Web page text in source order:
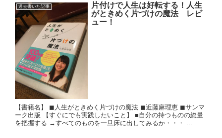
過去書いた記事
片付けで人生は好転する！人生
がときめく片づけの魔法 レビ
ュー！
【書籍名】 ◼︎人生がときめく片づけの魔法 ◼︎近藤麻理恵 ◼︎サンマ
ーク出版 【すぐにでも実践したいこと】 ■自分の持つものの総量
を把握する →すべてのものを一旦床に出してみるか・・・ ...